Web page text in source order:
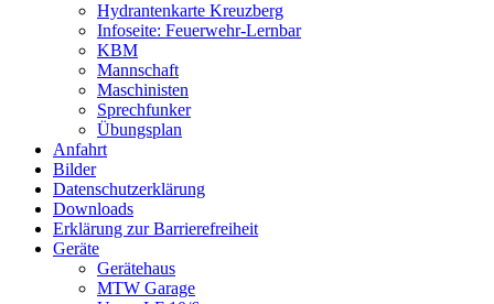
Hydrantenkarte Kreuzberg
Infoseite: Feuerwehr-Lernbar
KBM
Mannschaft
Maschinisten
Sprechfunker
Übungsplan
Anfahrt
Bilder
Datenschutzerklärung
Downloads
Erklärung zur Barriere­frei­heit
Geräte
Gerätehaus
MTW Garage